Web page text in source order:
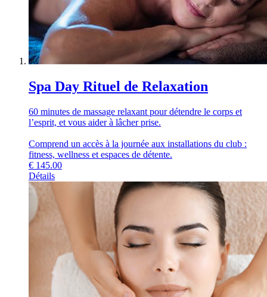
Spa Day Rituel de Relaxation
60 minutes de massage relaxant pour détendre le corps et
l’esprit, et vous aider à lâcher prise.
Comprend un accès à la journée aux installations du club :
fitness, wellness et espaces de détente.
€ 145.00
Détails